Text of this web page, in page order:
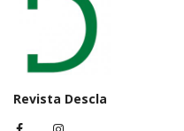
Revista Descla